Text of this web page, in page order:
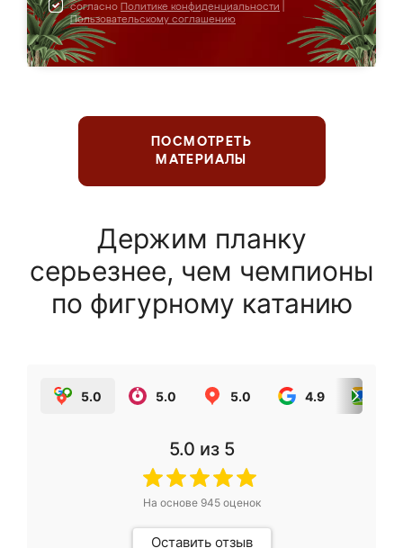
согласно Политике конфиденциальности
Пользовательскому соглашению
ПОСМОТРЕТЬ
МАТЕРИАЛЫ
Держим планку
серьезнее, чем чемпионы
по фигурному катанию
5.0 5.0 5.0 4.9
5.0 из 5
На основе 945оценок
Оставить отзыв